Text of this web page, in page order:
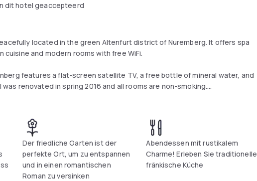
dit hotel geaccepteerd
located in the green Altenfurt district of Nuremberg. It offers spa
and modern rooms with free WiFi.
features a flat-screen satellite TV, a free bottle of mineral water, and
renovated in spring 2016 and all rooms are non-smoking.
jog.
are served in the hotel restaurant. Guests can also relax outside in the
Der friedliche Garten ist der
perfekte Ort, um zu entspannen
und in einen romantischen
Roman zu versinken
Abendessen mit rustikalem
Charme! Erleben Sie traditionelle
fränkische Küche